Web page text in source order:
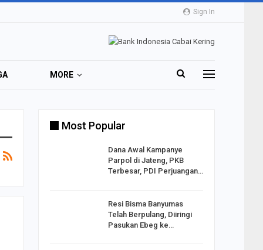
Sign In
MORE
Most Popular
Al
DPR
PDIP
Dana Awal Kampanye
Parpol di Jateng, PKB
Terbesar, PDI Perjuangan…
Resi Bisma Banyumas
Telah Berpulang, Diiringi
Pasukan Ebeg ke…